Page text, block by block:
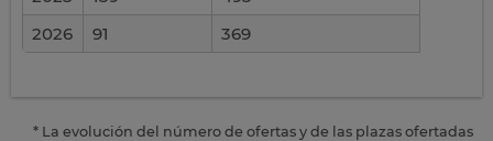
2026
91 369
* La evolución del número de ofertas y de las plazas ofertadas